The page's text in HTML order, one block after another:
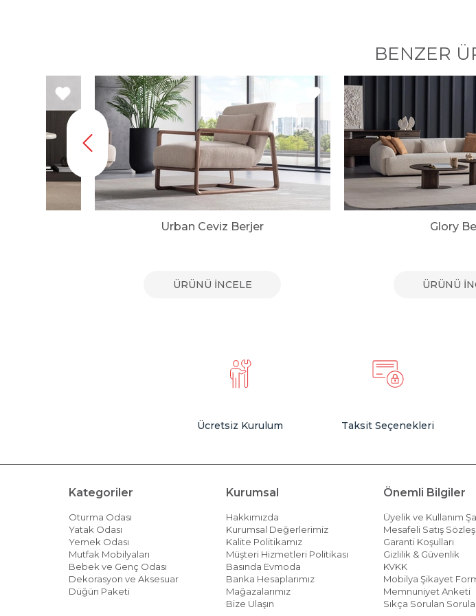
BENZER
Urban Ceviz Berjer
ÜRÜNÜ İNCELE
Glory
ÜRÜNÜ
Ücretsiz Kurulum Taksit Seçenekleri
Kategoriler
Oturma Odası
Yatak Odası
Yemek Odası
Mutfak Mobilyaları
Bebek ve Genç Odası
Dekorasyon ve Aksesuar
Düğün Paketi
Kurumsal
Hakkımızda
Kurumsal Değerlerimiz
Kalite Politikamız
Müşteri Hizmetleri Politikası
Basında Evmoda
Banka Hesaplarımız
Mağazalarımız
Bize Ulaşın
Önemli Bilgiler
Üyelik ve Kullanım
Mesafeli Satış
Garanti Koşulları
Gizlilik & Güvenlik
KVKK
Mobilya Şikayet
Memnuniyet Anketi
Sıkça Sorulan